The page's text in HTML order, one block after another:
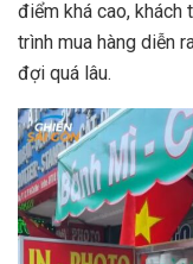
điểm khá cao, khách
trình mua hàng diễn
đợi quá lâu.